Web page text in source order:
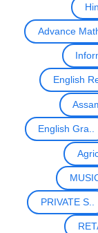
Advance
English
English Gra..
PRIVATE S..